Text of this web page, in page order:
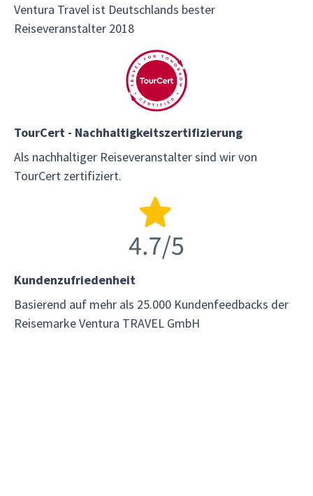
Ventura Travel ist Deutschlands bester
Reiseveranstalter 2018
TourCert - Nachhaltigkeitszertifizierung
Als nachhaltiger Reiseveranstalter sind wir von
TourCert zertifiziert.
Kundenzufriedenheit
Basierend auf mehr als 25.000 Kundenfeedbacks der
Reisemarke Ventura TRAVEL GmbH